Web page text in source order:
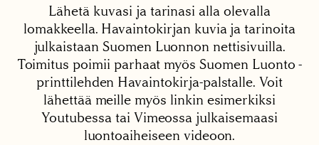
Lähetä kuvasi ja tarinasi alla olevalla
lomakkeella. Havaintokirjan kuvia ja tarinoita
julkaistaan Suomen Luonnon nettisivuilla.
Toimitus poimii parhaat myös Suomen Luonto -
printtilehden Havaintokirja-palstalle. Voit
lähettää meille myös linkin esimerkiksi
Youtubessa tai Vimeossa julkaisemaasi
luontoaiheiseen videoon.